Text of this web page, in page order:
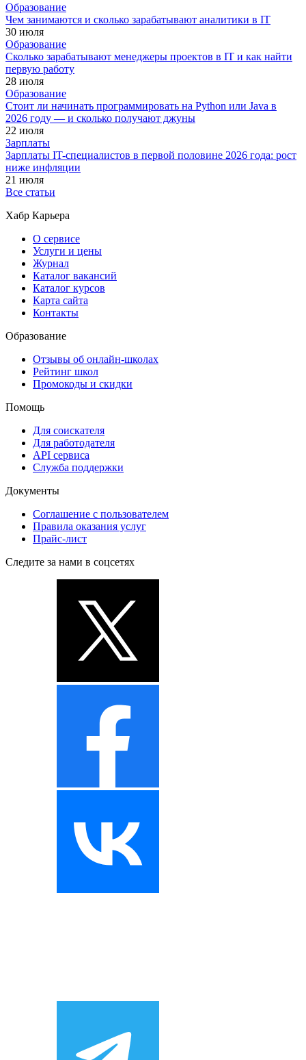
Образование
Чем занимаются и сколько зарабатывают аналитики в IT
30 июля
Образование
Сколько зарабатывают менеджеры проектов в IT и как найти
первую работу
28 июля
Образование
Стоит ли начинать программировать на Python или Java в
2026 году — и сколько получают джуны
22 июля
Зарплаты
Зарплаты IT-специалистов в первой половине 2026 года: рост
ниже инфляции
21 июля
Все статьи
Хабр Карьера
О сервисе
Услуги и цены
Журнал
Каталог вакансий
Каталог курсов
Карта сайта
Контакты
Образование
Отзывы об онлайн-школах
Рейтинг школ
Промокоды и скидки
Помощь
Для соискателя
Для работодателя
API сервиса
Служба поддержки
Документы
Соглашение с пользователем
Правила оказания услуг
Прайс-лист
Следите за нами в соцсетях